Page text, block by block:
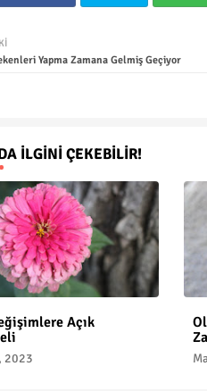
Yapma Zamana Gelmiş Geçiyor
İLGINI ÇEKEBILIR!
Açık
2023